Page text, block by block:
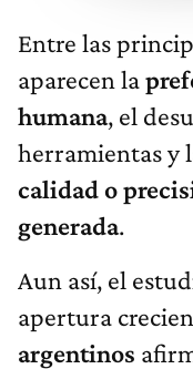
Entre las
aparecen la
humana, el
herramientas y
calidad o
generada.
Aun así, el
apertura
argentinos